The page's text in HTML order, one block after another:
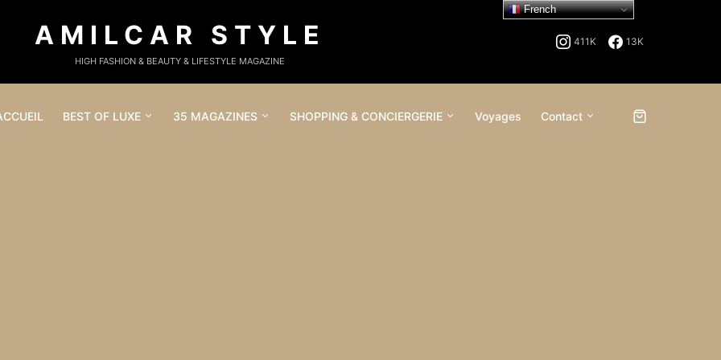
AMILCAR STYLE
HIGH FASHION & BEAUTY & LIFESTYLE MAGAZINE
411K 13K
BEST OF LUXE 35 MAGAZINES SHOPPING & CONCIERGERIE Voyages Contact
French